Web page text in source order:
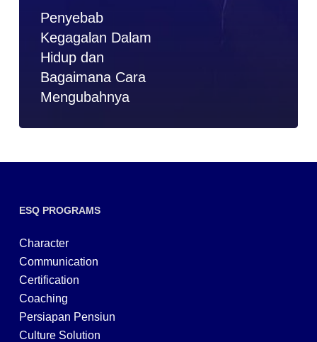
Penyebab
Kegagalan Dalam
Hidup dan
Bagaimana Cara
Mengubahnya
ESQ PROGRAMS
Character
Communication
Certification
Coaching
Persiapan Pensiun
Culture Solution